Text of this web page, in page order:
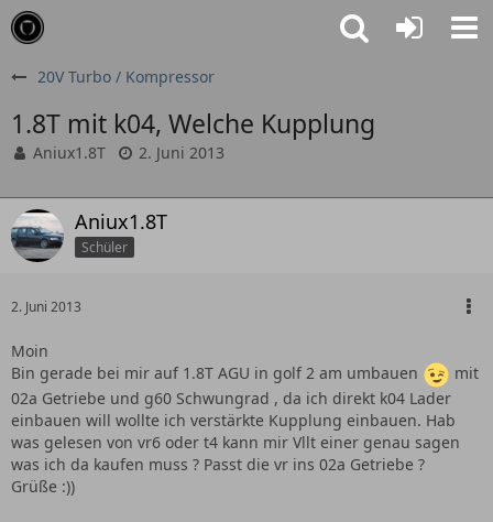
20V Turbo / Kompressor
1.8T mit k04, Welche Kupplung
Aniux1.8T 2. Juni 2013
Aniux1.8T
Schüler
2. Juni 2013
Moin
Bin gerade bei mir auf 1.8T AGU in golf 2 am umbauen
mit
02a Getriebe und g60 Schwungrad , da ich direkt k04 Lader
einbauen will wollte ich verstärkte Kupplung einbauen. Hab
was gelesen von vr6 oder t4 kann mir Vllt einer genau sagen
was ich da kaufen muss ? Passt die vr ins 02a Getriebe ?
Grüße :))